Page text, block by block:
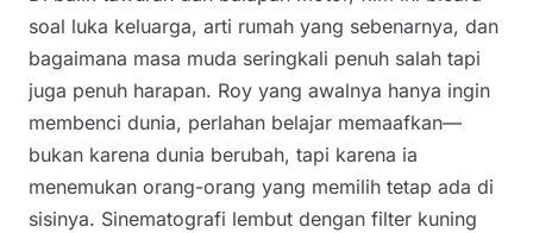
soal luka keluarga, arti rumah yang sebenarnya, dan
bagaimana masa muda seringkali penuh salah tapi
juga penuh harapan. Roy yang awalnya hanya ingin
membenci dunia, perlahan belajar memaafkan—
bukan karena dunia berubah, tapi karena ia
menemukan orang-orang yang memilih tetap ada di
sisinya. Sinematografi lembut dengan filter kuning